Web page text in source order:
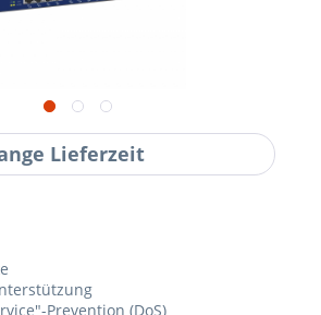
Lieferzeit
Prevention (DoS)